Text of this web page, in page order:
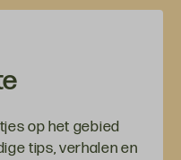
op het gebied
tips, verhalen en